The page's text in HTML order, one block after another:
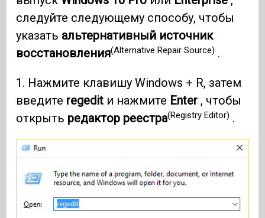
следуйте следующему способу, чтобы
указать альтернативный источник
восстановления(Alternative Repair Source) .
1. Нажмите клавишу Windows + R, затем
введите regedit и нажмите Enter , чтобы
открыть редактор реестра(Registry Editor) .